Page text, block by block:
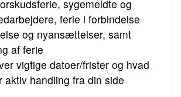
sygemeldte og
ferie i forbindelse
og nyansættelser, samt
af ferie
vigtige datoer/frister og hvad
handling fra din side